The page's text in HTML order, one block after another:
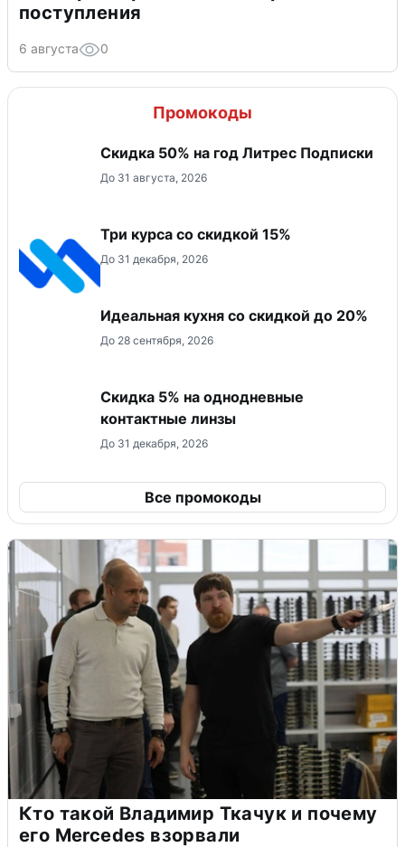
поступления
6 августа 0
Промокоды
Скидка 50% на год Литрес Подписки
До 31 августа, 2026
Три курса со скидкой 15%
До 31 декабря, 2026
Идеальная кухня со скидкой до 20%
До 28 сентября, 2026
Скидка 5% на однодневные
контактные линзы
До 31 декабря, 2026
Все промокоды
Кто такой Владимир Ткачук и почему
его Mercedes взорвали